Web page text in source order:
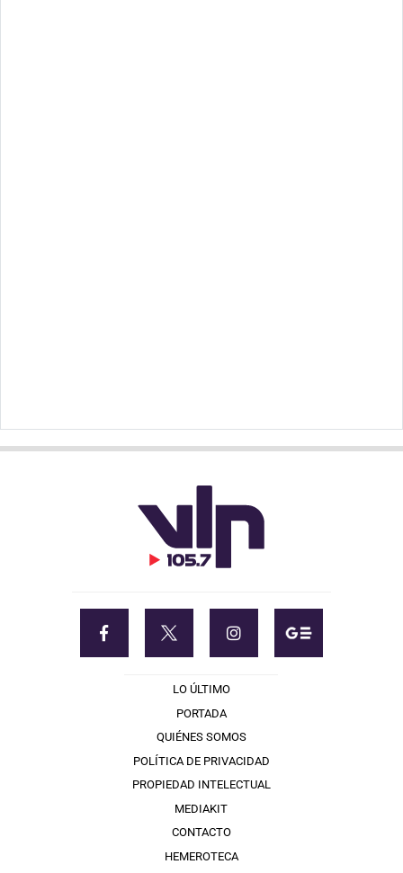
LO ÚLTIMO
PORTADA
QUIÉNES SOMOS
POLÍTICA DE PRIVACIDAD
PROPIEDAD INTELECTUAL
MEDIAKIT
CONTACTO
HEMEROTECA